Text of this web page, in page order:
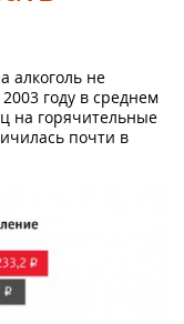
алкоголь не
году в среднем
на горячительные
почти в